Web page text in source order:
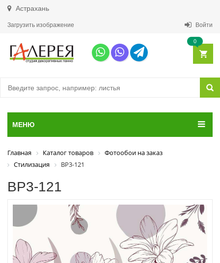
Астрахань
Загрузить изображение Войти
0
МЕНЮ
Главная Каталог товаров
Фотообои на заказ
Стилизация
ВР3-121
ВР3-121